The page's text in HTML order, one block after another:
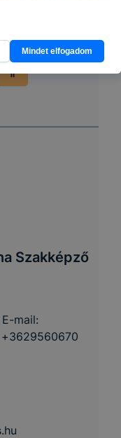
Szakképző
mail:
+3629560670
Mindet elfogadom